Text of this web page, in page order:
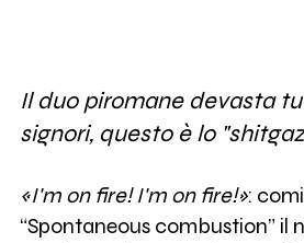
Il duo piromane devasta
signori, questo è lo
«I'm on fire! I'm on fire!»:
“Spontaneous combustion” il